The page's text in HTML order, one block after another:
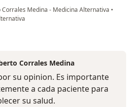
Medina - Medicina Alternativa •
Corrales Medina
su opinion. Es importante
a cada paciente para
su salud.